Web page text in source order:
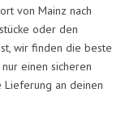
von Mainz nach
oder den
wir finden die beste
einen sicheren
Lieferung an deinen